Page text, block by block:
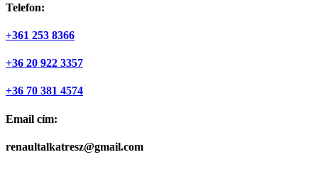
Telefon:
+361 253 8366
+36 20 922 3357
+36 70 381 4574
Email cím:
renaultalkatresz@gmail.com